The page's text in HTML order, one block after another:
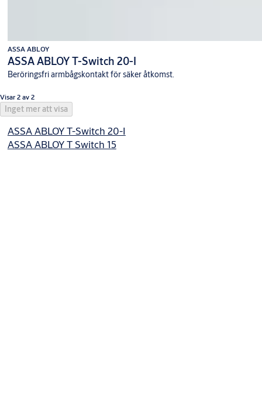
ASSA ABLOY
ASSA ABLOY T-Switch 20-I
Beröringsfri armbågskontakt för säker åtkomst.
Visar 2 av 2
Inget mer att visa
ASSA ABLOY T-Switch 20-I
ASSA ABLOY T Switch 15